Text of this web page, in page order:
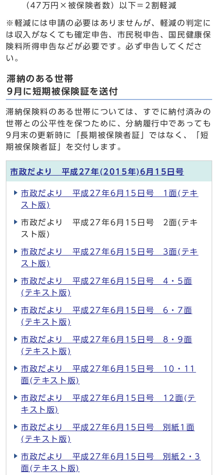
（47万円×被保険者数）以下＝2割軽減
※軽減には申請の必要はありませんが、軽減の判定に
は収入がなくても確定申告、市民税申告、国民健康保
険料所得申告などが必要です。必ず申告してくださ
い。
滞納のある世帯
9月に短期被保険証を送付
滞納保険料のある世帯については、すでに納付済みの
世帯との公平性を保つために、分納履行中であっても
9月末の更新時に「長期被保険者証」ではなく、「短
期被保険者証」を交付します。
市政だより 平成27年(2015年)6月15日号
市政だより 平成27年6月15日号 1面(テキ
スト版)
市政だより 平成27年6月15日号 2面(テキ
スト版)
市政だより 平成27年6月15日号 3面(テキ
スト版)
市政だより 平成27年6月15日号 4・5面
(テキスト版)
市政だより 平成27年6月15日号 6・7面
(テキスト版)
市政だより 平成27年6月15日号 8・9面
(テキスト版)
市政だより 平成27年6月15日号 10・11
面(テキスト版)
市政だより 平成27年6月15日号 12面(テ
キスト版)
市政だより 平成27年6月15日号 別紙1面
(テキスト版)
市政だより 平成27年6月15日号 別紙2・3
面(テキスト版)